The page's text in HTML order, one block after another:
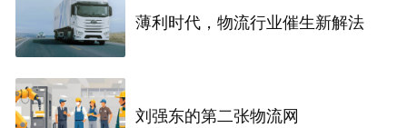
薄利时代，物流行业催生新解法
刘强东的第二张物流网